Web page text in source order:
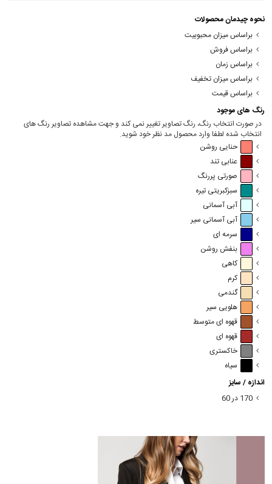
نحوه چیدمان محصولات
براساس میزان محبوبیت
براساس فروش
براساس زمان
براساس میزان تخفیف
براساس قیمت
رنگ های موجود
در صورت انتخاب رنگ، رنگ تصاویر تغییر نمی کند و جهت مشاهده تصاویر رنگ های
انتخاب شده لطفا وارد محصول مد نظر خود شوید.
حنایی روشن
عنابی تند
صورتی پررنگ
سبزکبریتی تیره
آبی آسمانی
آبی آسمانی سیر
سرمه ای
بنفش روشن
کاهی
کرم
گندمی
هلویی سیر
قهوه ای متوسط
قهوه ای
خاکستری
سیاه
اندازه / سایز
170 در 60